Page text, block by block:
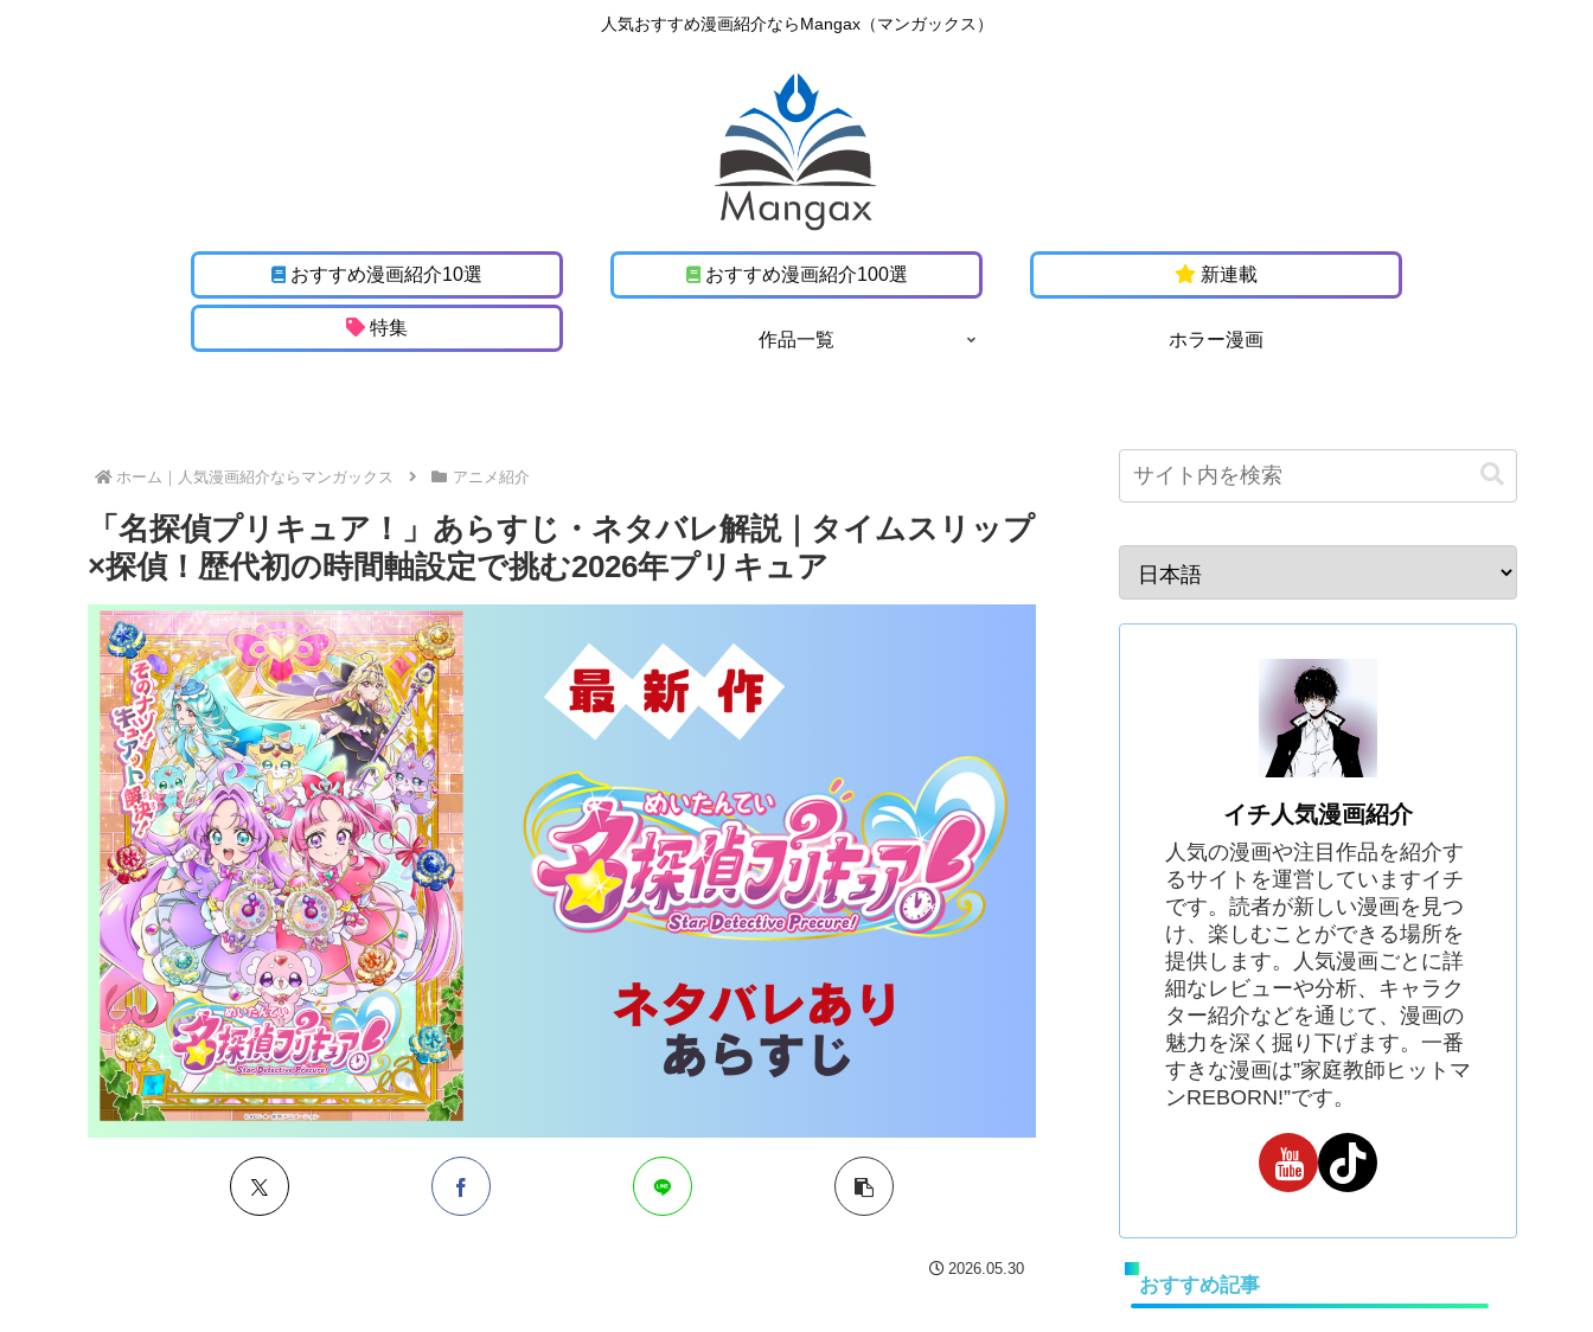
人気おすすめ漫画紹介ならMangax（マンガックス）
おすすめ漫画紹介10選 おすすめ漫画紹介100選 新連載
特集
作品一覧 ホラー漫画
ホーム アニメ紹介
「名探偵プリキュア！」あらすじ・ネタバレ解説｜タイムスリップ
×探偵！歴代初の時間軸設定で挑む2026年プリキュア
2026.05.30
イチ人気漫画紹介
人気の漫画や注目作品を紹介す
るサイトを運営していますイチ
です。読者が新しい漫画を見つ
け、楽しむことができる場所を
提供します。人気漫画ごとに詳
細なレビューや分析、キャラク
ター紹介などを通じて、漫画の
魅力を深く掘り下げます。一番
すきな漫画は”家庭教師ヒットマ
ンREBORN!”です。
おすすめ記事